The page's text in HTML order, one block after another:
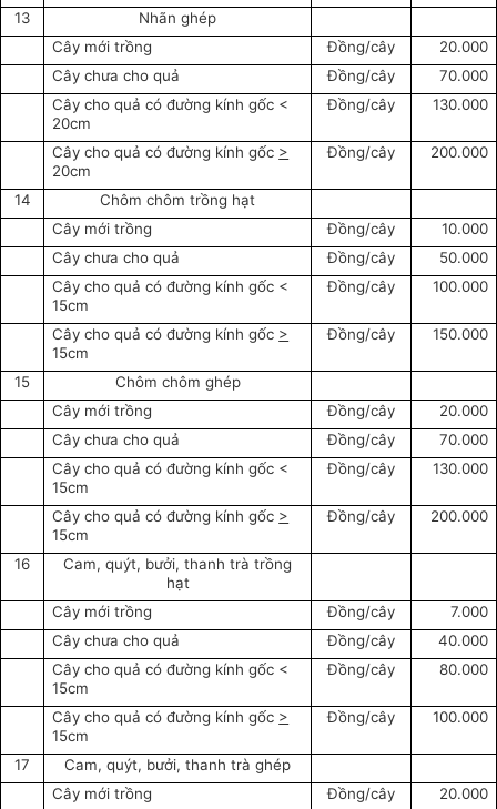
13
Nhãn ghép
Cây mới trồng
Đồng/cây
20.000
Cây chưa cho quả
Đồng/cây
70.000
Cây cho quả có đường kính gốc <
20cm
Đồng/cây 130.000
Cây cho quả có đường kính gốc >
20cm
Đồng/cây 200.000
14
Chôm chôm trồng hạt
Cây mới trồng
Đồng/cây
10.000
Cây chưa cho quả
Đồng/cây
50.000
Cây cho quả có đường kính gốc <
15cm
Đồng/cây 100.000
Cây cho quả có đường kính gốc >
15cm
Đồng/cây 150.000
15
Chôm chôm ghép
Cây mới trồng
Đồng/cây
20.000
Cây chưa cho quả
Đồng/cây
70.000
Cây cho quả có đường kính gốc <
15cm
Đồng/cây 130.000
Cây cho quả có đường kính gốc >
15cm
Đồng/cây 200.000
16
Cam, quýt, bưởi, thanh trà trồng
hạt
Cây mới trồng
Đồng/cây
7.000
Cây chưa cho quả
Đồng/cây
40.000
Cây cho quả có đường kính gốc <
15cm
Đồng/cây 80.000
Cây cho quả có đường kính gốc >
15cm
Đồng/cây 100.000
17
Cam, quýt, bưởi, thanh trà ghép
Cây mới trồng
Đồng/cây
20.000